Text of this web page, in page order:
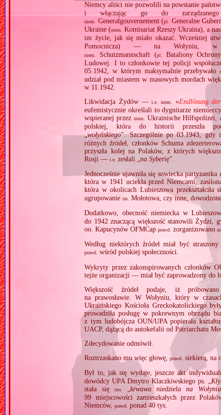
Niemcy aliści nie pozwolili na powstanie
i włączając go do
niem. Generalgouvernement (pl.
Generalne
Ukraine (niem.
Komisariat Rzeszy Ukraina), a
im życie, jak się miało okazać. Wcześniej
Pomocnicza) — na
niem. Schutzmannschaft (pl.
Bataliony
Ludowej. I to członkowie tej policji
05.1942, w którym maksymalnie przebywało
udział pod miastem w masowych mordach
w 11.1942.
Likwidacja Żydów —i.e. niem. «Endlösung
eufemistycznie określali to dygnitarze
wspieranej przez niem. Ukrainische Hilfspolizei,
polskiej, która do historii przeszła
„wołyńskiego”. Szczególnie po 03.1943, gdy
różnych źródeł, członków Schuma
przyszła kolej na Polaków, z których
Rosji —i.e. zesłali „na Syberię”.
Jednocześnie ujawniła się sowiecka
która w 1941 uciekła przed Niemcami,
która w okolicach Lubieszowa
ugrupowanieim. Mołotowa, czy inne,
Dodatkowo, obecność niemiecka w
do 1942 znaczącą większość stanowili Żydzi,
oo. Kapucynów OFMCapprawd. zorganizowano
Według niektórych źródeł miał być
prawd. wśród polskiej społeczności.
Wykryty przez zakonspirowanych członków
tejże organizacji — miał być zaprowadzony do
Większość źródeł podaje, iż
na prawosławie. W Wołyniu, który w
Ukraińskiego Kościoła Greckokatolickiego
prowadziła posługę w pokrewnym obrządu
z tym ludobójcza OUN/UPA popierała
UACP, dążącą do autokefalii od Patriarchatu
Zdecydowanie odmówił.
Roztrzaskano mu więc głowę,prawd. siekierą, na
Był to, jak się wydaje, jeszcze akt
dowódcy UPA Dmytro Klaczkiwskiego ps. „
stała się
tzw. „krwawa niedziela na Wołyniu
99 miejscowości zamieszkałych przez
Niemców,prawd. ponad 40 tys.